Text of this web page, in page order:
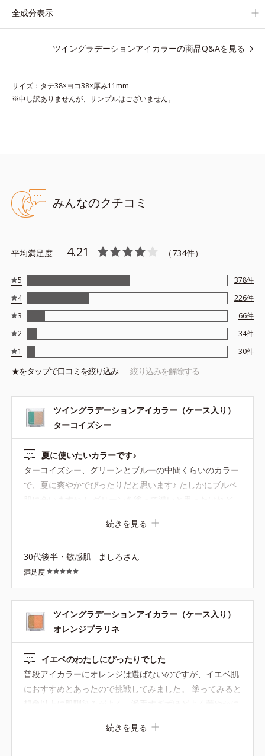
肌の上で転がりやすく、ひと塗りでふわっとのび広がります。
●無香料 ●酸化しやすい油分不使用 ●特殊コーティング処理*1パー
ル使用 ●ヒアルロン酸内包パウダー*2、植物性モイスチャー成分
※アレルギーテスト済＝全ての方にアレルギーが起こらないという
ことではありません。
全成分表示
ツイングラデーションアイカラーの商品Q&Aを見る
サイズ：タテ38×ヨコ38×厚み11mm
※申し訳ありませんが、サンプルはございません。
みんなのクチコミ
平均満足度 4.21 （734件）
5 378件
4
226件
3
66件
2
34件
1
30件
★をタップで口コミを絞り込み 絞り込みを解除する
ツイングラデーションアイカラー（ケース入り）
ターコイズシー
夏に使いたいカラーです♪
ターコイズシー、グリーンとブルーの中間くらいのカラー
で、夏に爽やかでぴったりだと思います♪ たしかにブルベ
肌に合いますね！ グリーンを塗って濃いと思ったけれど、
から夏に向けて、たくさん使いたいと思います！ 以前別カ
ラーで、容器の可動部分がすぐ壊れて悲しかったので、今
回壊れないと良いな。
続きを見る
30代後半・敏感肌 ましろさん
満足度
ツイングラデーションアイカラー（ケース入り）
オレンジプラリネ
イエベのわたしにぴったりでした
普段アイカラーにオレンジは選ばないのですが、イエベ肌
におすすめとあったので挑戦してみました。 塗ってみると
想像以上に肌馴染みがよく、派手すぎずほどよく華やかに
続きを見る